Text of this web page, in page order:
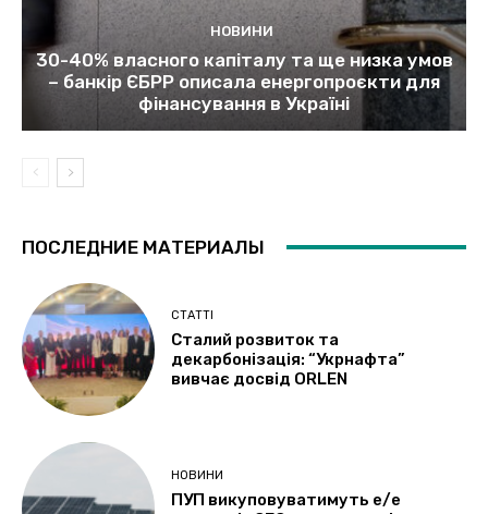
НОВИНИ
30-40% власного капіталу та ще низка умов
– банкір ЄБРР описала енергопроєкти для
фінансування в Україні
ПОСЛЕДНИЕ МАТЕРИАЛЫ
СТАТТІ
Сталий розвиток та
декарбонізація: “Укрнафта”
вивчає досвід ORLEN
НОВИНИ
ПУП викуповуватимуть е/е